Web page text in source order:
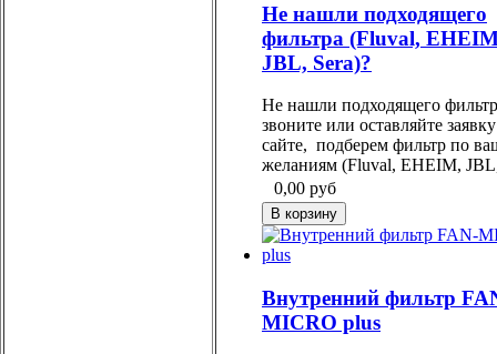
Не нашли подходящего
фильтра (Fluval,
JBL, Sera)?
Не нашли подходящего
звоните или оставляйте
сайте, подберем фильтр по
желаниям (Fluval, EHEIM,
0,00 руб
Внутренний фильтр
MICRO plus